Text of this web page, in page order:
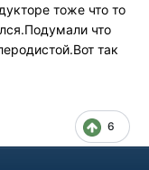
тоже что то
что
так
6